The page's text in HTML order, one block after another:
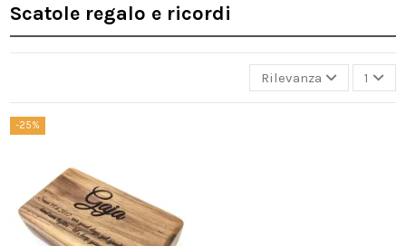
Scatole regalo e ricordi
Rilevanza 1
-25%